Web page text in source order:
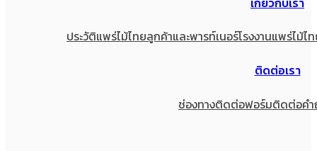
ประวัติแพร่ไม้ไทยลูกค้าและพารท์เนอร์โรงงานแพร่ไม้ไ
ติดต่อเรา
ช่องทางติดต่อฟอร์มติดต่อค